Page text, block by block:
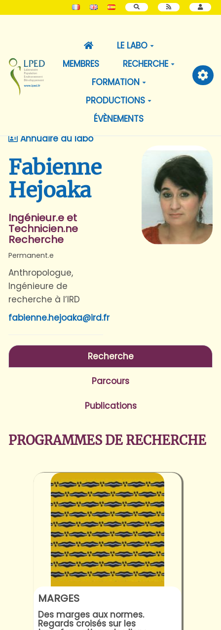
RECHERCHER
LE LABO
MEMBRES
RECHERCHE
FORMATION
PRODUCTIONS
ÉVÈNEMENTS
Annuaire du labo
Fabienne
Hejoaka
Ingénieur.e et
Technicien.ne
Recherche
Permanent.e
Anthropologue,
Ingénieure de
recherche à l’IRD
fabienne.hejoaka@ird.fr
Recherche
Parcours
Publications
PROGRAMMES DE RECHERCHE
MARGES
Des marges aux normes.
Regards croisés sur les